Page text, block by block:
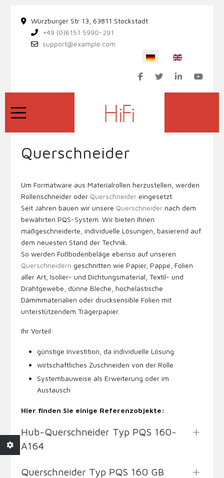
Würzburger Str 13, 63811 Stockstadt
+49 (0)6151 5990-291
support@example.com
Sprache auswählen
Mobile Menu Toggle
Querschneider
Um Formatware aus Materialrollen herzustellen, werden
Rollenschneider oder Querschneider eingesetzt.
Seit Jahren bauen wir unsere Querschneider nach dem
bewährten PQS-System. Wir bieten Ihnen
maßgeschneiderte, individuelle Lösungen, basierend auf
dem neuesten Stand der Technik.
So werden Fußbodenbeläge ebenso auf unseren
Querschneidern geschnitten wie Papier, Pappe, Folien
aller Art, Isolier- und Dichtungsmaterial, Textil- und
Drahtgewebe, dünne Bleche, hochelastische
Dämmmaterialien oder drucksensible Folien mit
unterstützendem Trägerpapier.
Ihr Vorteil:
günstige Investition, da individuelle Lösung
wirtschaftliches Zuschneiden von der Rolle
Systembauweise als Erweiterung oder im
Austausch
Hier finden Sie einige Referenzobjekte:
Hub-Querschneider Typ PQS 160-
A164
Querschneider Typ PQS 160 GB